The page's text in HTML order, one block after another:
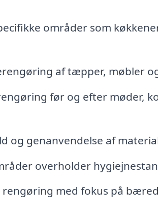
områder som
af tæpper, møbler
før og efter møder,
og genanvendelse af
overholder
rengøring med fokus på